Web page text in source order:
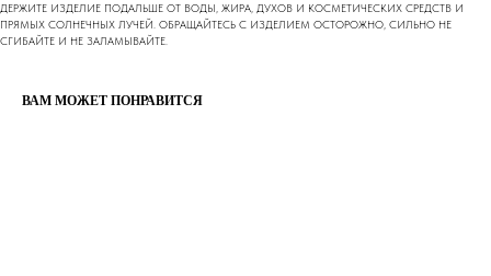
ДЕРЖИТЕ ИЗДЕЛИЕ ПОДАЛЬШЕ ОТ ВОДЫ, ЖИРА, ДУХОВ И КОСМЕТИЧЕСКИХ СРЕДСТВ И
ПРЯМЫХ СОЛНЕЧНЫХ ЛУЧЕЙ. ОБРАЩАЙТЕСЬ С ИЗДЕЛИЕМ ОСТОРОЖНО, СИЛЬНО НЕ
СГИБАЙТЕ И НЕ ЗАЛАМЫВАЙТЕ.
ВАМ МОЖЕТ ПОНРАВИТСЯ